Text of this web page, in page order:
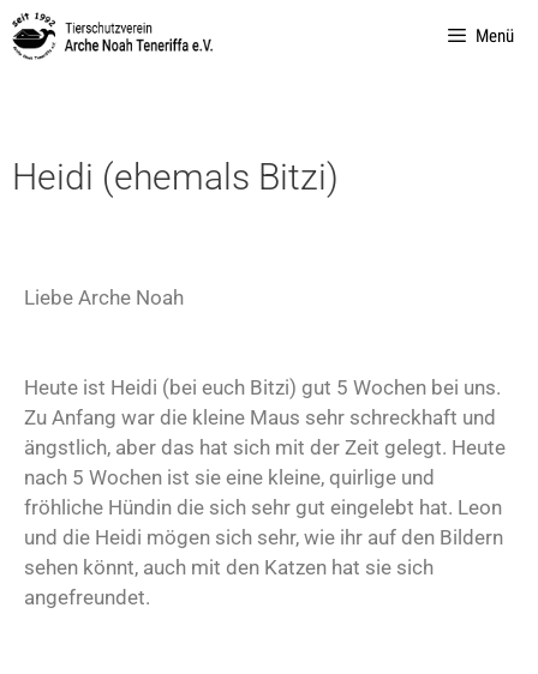
Menü
Heidi (ehemals Bitzi)
Liebe Arche Noah
Heute ist Heidi (bei euch Bitzi) gut 5 Wochen bei uns.
Zu Anfang war die kleine Maus sehr schreckhaft und
ängstlich, aber das hat sich mit der Zeit gelegt. Heute
nach 5 Wochen ist sie eine kleine, quirlige und
fröhliche Hündin die sich sehr gut eingelebt hat. Leon
und die Heidi mögen sich sehr, wie ihr auf den Bildern
sehen könnt, auch mit den Katzen hat sie sich
angefreundet.